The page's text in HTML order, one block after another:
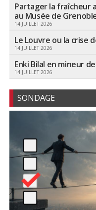
Partager la fraîcheur
au Musée de
14 JUILLET 2026
Le Louvre ou la crise
14 JUILLET 2026
Enki Bilal en mineur
14 JUILLET 2026
SONDAGE